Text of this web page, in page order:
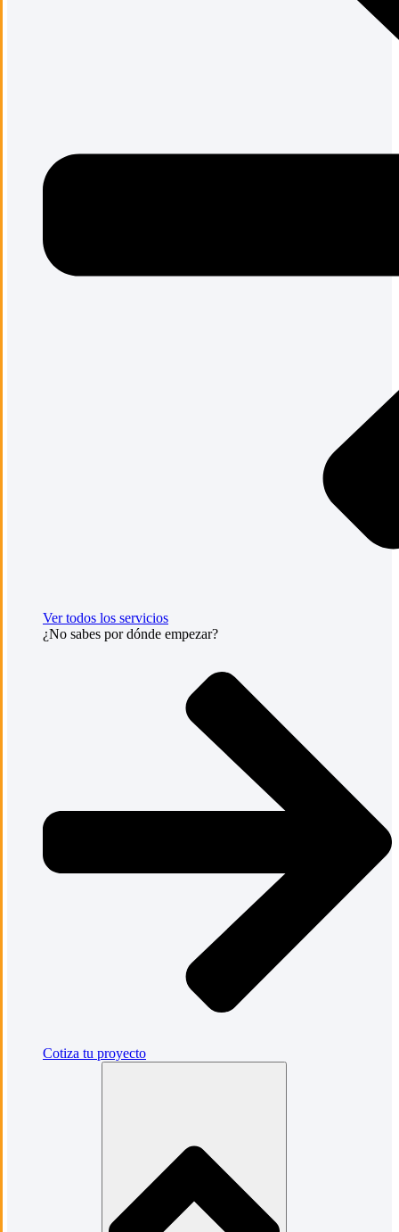
Ver todos los servicios
¿No sabes por dónde empezar?
Cotiza tu proyecto